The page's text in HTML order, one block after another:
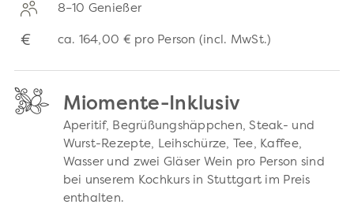
8–10 Genießer
€ ca. 164,00 € pro Person (incl. MwSt.)
Miomente-Inklusiv
Aperitif, Begrüßungshäppchen, Steak- und
Wurst-Rezepte, Leihschürze, Tee, Kaffee,
Wasser und zwei Gläser Wein pro Person sind
bei unserem Kochkurs in Stuttgart im Preis
enthalten.